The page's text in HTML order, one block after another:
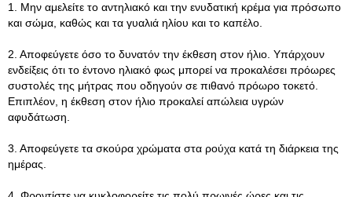
1. Μην αμελείτε το αντηλιακό και την ενυδατική κρέμα για πρόσωπο
και σώμα, καθώς και τα γυαλιά ηλίου και το καπέλο.
2. Αποφεύγετε όσο το δυνατόν την έκθεση στον ήλιο. Υπάρχουν
ενδείξεις ότι το έντονο ηλιακό φως μπορεί να προκαλέσει πρόωρες
συστολές της μήτρας που οδηγούν σε πιθανό πρόωρο τοκετό.
Επιπλέον, η έκθεση στον ήλιο προκαλεί απώλεια υγρών
αφυδάτωση.
3. Αποφεύγετε τα σκούρα χρώματα στα ρούχα κατά τη διάρκεια της
ημέρας.